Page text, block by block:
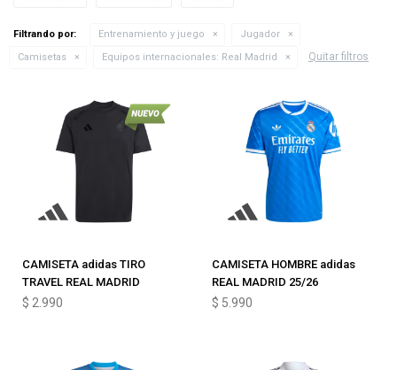
Filtrando por: Entrenamiento y juego
Jugador
Camisetas
Equipos internacionales: Real Madrid Quitar filtros
CAMISETA adidas TIRO
TRAVEL REAL MADRID
$ 2.990
CAMISETA HOMBRE adidas
REAL MADRID 25/26
$ 5.990